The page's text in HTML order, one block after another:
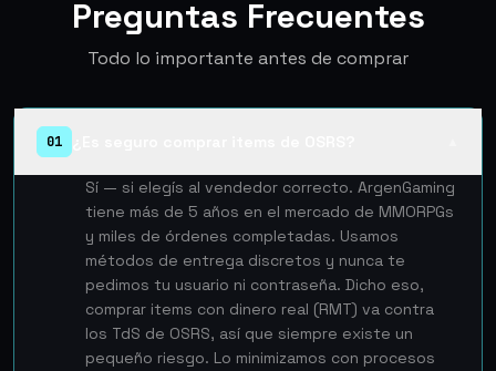
Preguntas Frecuentes
Todo lo importante antes de comprar
01
Sí — si elegís al vendedor correcto. ArgenGaming
tiene más de 5 años en el mercado de MMORPGs
y miles de órdenes completadas. Usamos
métodos de entrega discretos y nunca te
pedimos tu usuario ni contraseña. Dicho eso,
comprar items con dinero real (RMT) va contra
los TdS de OSRS, así que siempre existe un
pequeño riesgo. Lo minimizamos con procesos